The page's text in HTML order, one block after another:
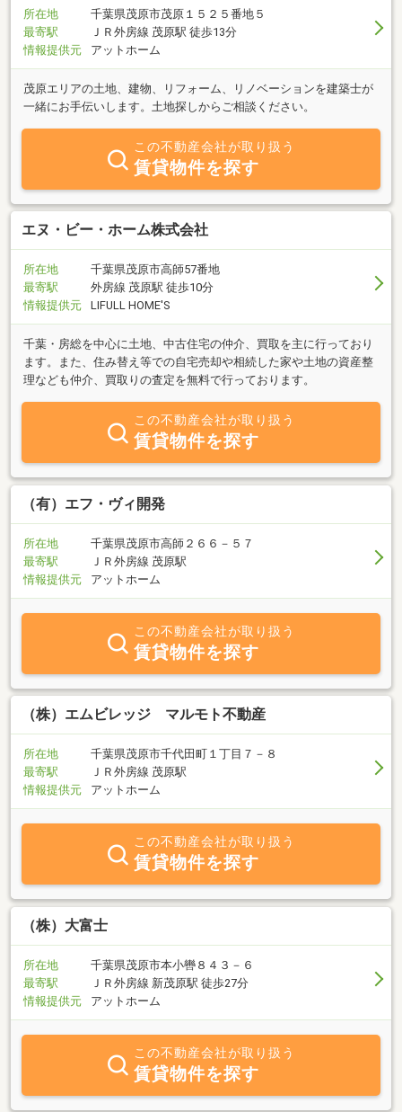
所在地
千葉県茂原市茂原１５２５番地５
最寄駅
ＪＲ外房線 茂原駅 徒歩13分
情報提供元
アットホーム
茂原エリアの土地、建物、リフォーム、リノベーションを建築士が
一緒にお手伝いします。土地探しからご相談ください。
この不動産会社が取り扱う
賃貸物件を探す
エヌ・ビー・ホーム株式会社
所在地
千葉県茂原市高師57番地
最寄駅
外房線 茂原駅 徒歩10分
情報提供元
LIFULL HOME'S
千葉・房総を中心に土地、中古住宅の仲介、買取を主に行っており
ます。また、住み替え等での自宅売却や相続した家や土地の資産整
理なども仲介、買取りの査定を無料で行っております。
この不動産会社が取り扱う
賃貸物件を探す
（有）エフ・ヴィ開発
所在地
千葉県茂原市高師２６６－５７
最寄駅
ＪＲ外房線 茂原駅
情報提供元
アットホーム
この不動産会社が取り扱う
賃貸物件を探す
（株）エムビレッジ マルモト不動産
所在地
千葉県茂原市千代田町１丁目７－８
最寄駅
ＪＲ外房線 茂原駅
情報提供元
アットホーム
この不動産会社が取り扱う
賃貸物件を探す
（株）大富士
所在地
千葉県茂原市本小轡８４３－６
最寄駅
ＪＲ外房線 新茂原駅 徒歩27分
情報提供元
アットホーム
この不動産会社が取り扱う
賃貸物件を探す